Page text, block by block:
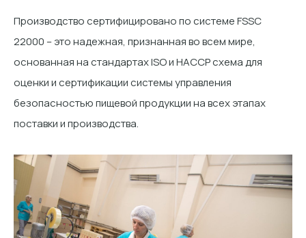
Производство сертифицировано по системе FSSC
22000 – это надежная, признанная во всем мире,
основанная на стандартах ISO и HACCP схема для
оценки и сертификации системы управления
безопасностью пищевой продукции на всех этапах
поставки и производства.